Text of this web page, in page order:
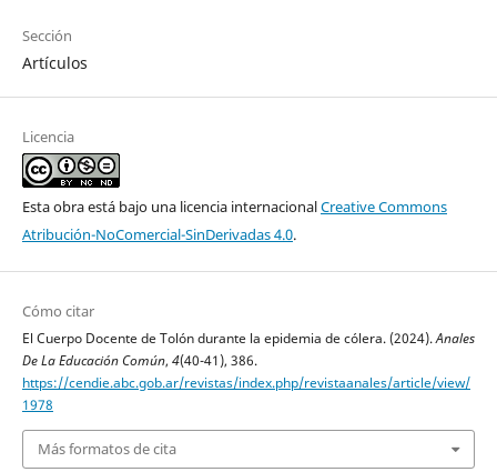
Sección
Artículos
Licencia
Esta obra está bajo una licencia internacionalCreative Commons
Atribución-NoComercial-SinDerivadas 4.0.
Cómo citar
El Cuerpo Docente de Tolón durante la epidemia de cólera. (2024).Anales
De La Educación Común, 4(40-41), 386.
https://cendie.abc.gob.ar/revistas/index.php/revistaanales/article/view/
1978
Más formatos de cita